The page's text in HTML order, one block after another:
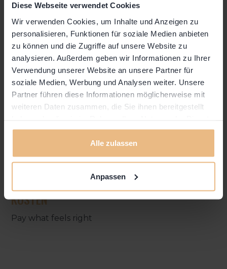
Diese Webseite verwendet Cookies
Wir verwenden Cookies, um Inhalte und Anzeigen zu
personalisieren, Funktionen für soziale Medien anbieten
zu können und die Zugriffe auf unsere Website zu
analysieren. Außerdem geben wir Informationen zu Ihrer
Verwendung unserer Website an unsere Partner für
soziale Medien, Werbung und Analysen weiter. Unsere
Partner führen diese Informationen möglicherweise mit
weiteren Daten zusammen, die Sie ihnen bereitgestellt
gesammelt haben.
Alle zulassen
Anpassen
Entscheidungsfindung effektiver, partizipativer
und transparenter gestalten möchten.
REFERENTEN
Thorsten Scherbaum und Niccolo Zaccaron,
beide soziokratische Gesprächsleiter mit Diplom
und Soziokratieexperte i.A.
ANMELDUNG
thorsten.scherbaum@soziokratiezentrum.ch
KOSTEN
Pay what feels right